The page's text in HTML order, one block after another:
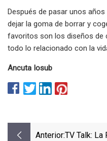
Después de pasar unos
dejar la goma de borrar y
favoritos son los diseños de
todo lo relacionado con la
Ancuta Iosub
Anterior:TV Talk: La